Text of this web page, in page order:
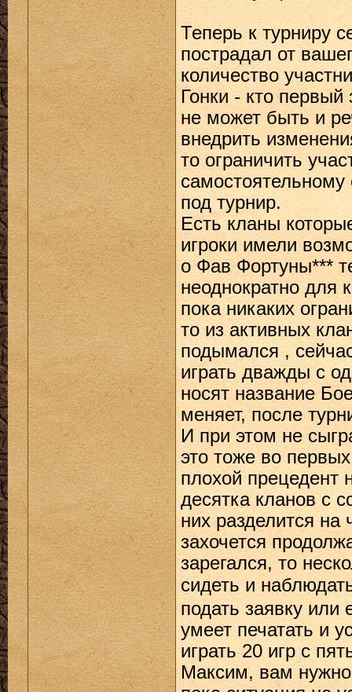
Теперь к турниру
пострадал от
количество
Гонки - кто первый
не может быть и
внедрить
то ограничить
самостоятельному
под турнир.
Есть кланы
игроки имели
о Фав Фортуны***
неоднократно для
пока никаких
то из активных
подымался ,
играть дважды с
носят название
меняет, после
И при этом не
это тоже во
плохой прецедент
десятка кланов с
них разделится
захочется
зарегался, то
сидеть и
подать заявку или
умеет печатать и
играть 20 игр с
Максим, вам